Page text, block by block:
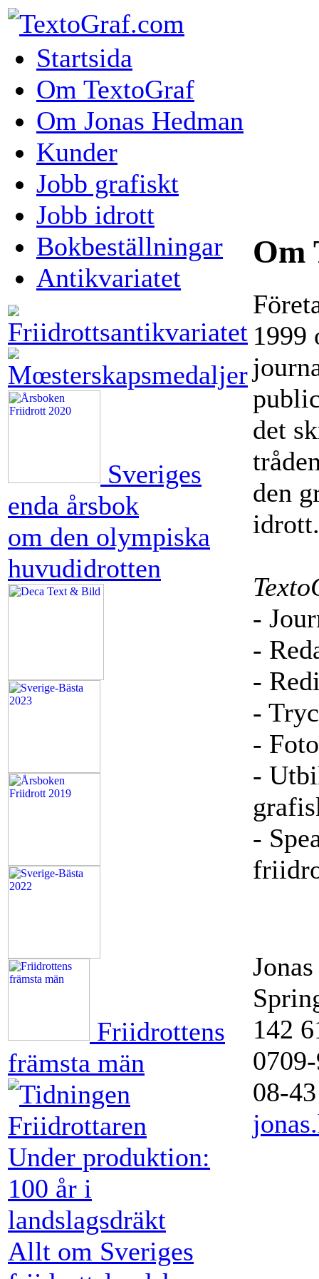
Startsida
Om TextoGraf
Om Jonas Hedman
Kunder
Jobb grafiskt
Jobb idrott
Bokbeställningar
Antikvariatet
Sveriges
enda årsbok
om den olympiska
huvudidrotten
Friidrottens
främsta män
Under produktion:
100 år i
landslagsdräkt
Allt om Sveriges
Om
1999
det
den
idrott.
-
-
-
-
-
-
-
142
08-